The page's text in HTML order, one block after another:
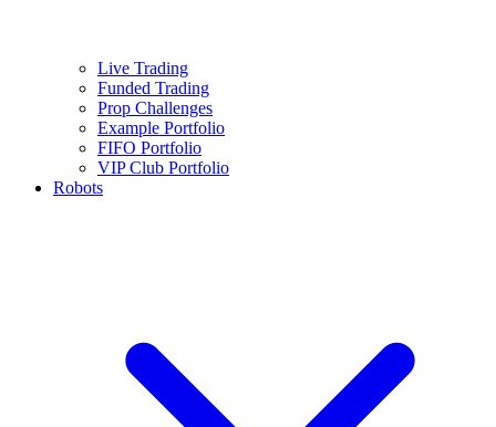
Live Trading
Funded Trading
Prop Challenges
Example Portfolio
FIFO Portfolio
VIP Club Portfolio
Robots